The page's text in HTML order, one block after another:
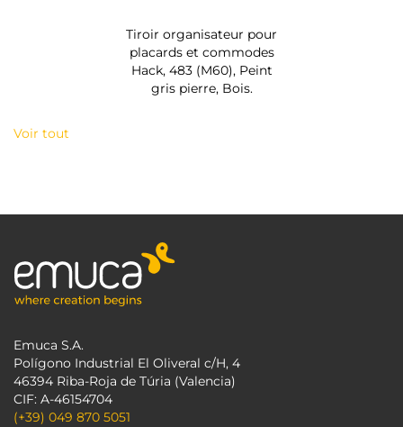
Tiroir organisateur pour
placards et commodes
Hack, 483 (M60), Peint
gris pierre, Bois.
Voir tout
Emuca S.A.
Polígono Industrial El Oliveral c/H, 4
46394 Riba-Roja de Túria (Valencia)
CIF: A-46154704
(+39) 049 870 5051